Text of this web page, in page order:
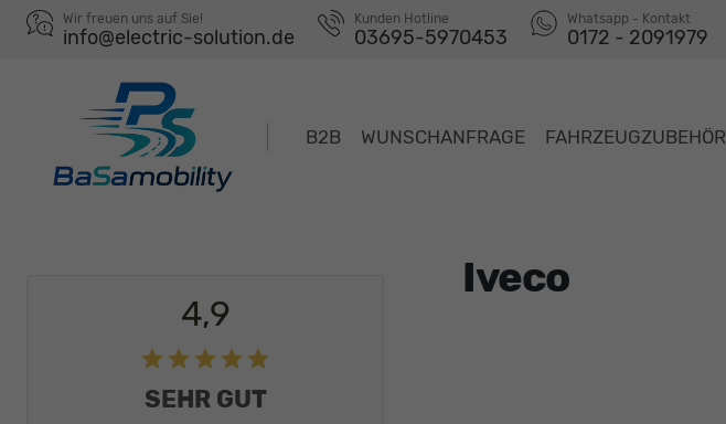
Wir freuen uns auf Sie!
info@electric-solution.de
Kunden Hotline
03695-5970453
Whatsapp - Kontakt
0172 - 2091979
B2B WUNSCHANFRAGE FAHRZEUGZUBEHÖR
Iveco
4,9
SEHR GUT